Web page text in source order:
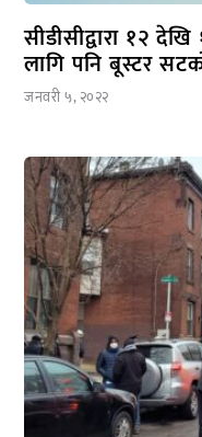
जनवरी ५, २०२२
सीडीसीद्वारा १२
लागि पनि बूस्टर